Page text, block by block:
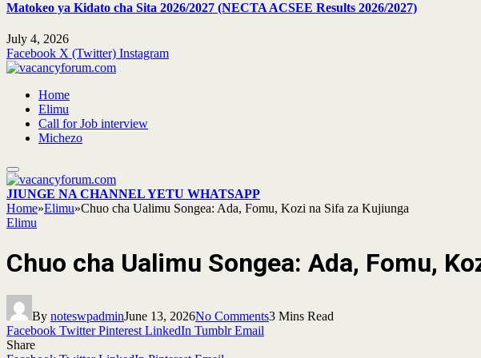
Matokeo ya Kidato cha Sita 2026/2027 (NECTA ACSEE Results 2026/2027)
July 4, 2026
Facebook X (Twitter) Instagram
Home
Elimu
Call for Job interview
Michezo
JIUNGE NA CHANNEL YETU WHATSAPP
Home»Elimu»Chuo cha Ualimu Songea: Ada, Fomu, Kozi na Sifa za Kujiunga
Elimu
Chuo cha Ualimu Songea: Ada, Fomu,
By noteswpadminJune 13, 2026No Comments3 Mins Read
Facebook Twitter Pinterest LinkedIn Tumblr Email
Share